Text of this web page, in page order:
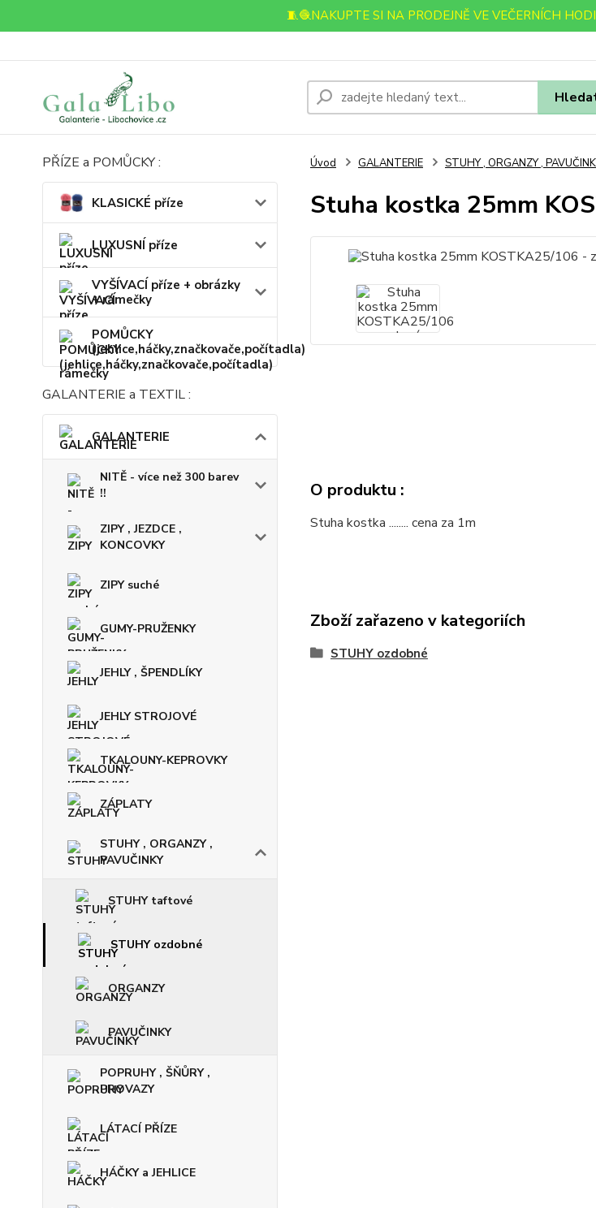
🧵🧶NAKUPTE SI NA PRODEJNĚ VE VEČERNÍCH
PŘÍZE a POMŮCKY :
KLASICKÉ příze
LUXUSNÍ příze
VYŠÍVACÍ příze + obrázky
+ rámečky
POMŮCKY
(jehlice,háčky,značkovače,počítadla)
GALANTERIE a TEXTIL :
GALANTERIE
NITĚ - více než 300 barev
!!
ZIPY , JEZDCE ,
KONCOVKY
ZIPY suché
GUMY-PRUŽENKY
JEHLY , ŠPENDLÍKY
JEHLY STROJOVÉ
TKALOUNY-KEPROVKY
ZÁPLATY
STUHY , ORGANZY ,
PAVUČINKY
STUHY taftové
STUHY ozdobné
ORGANZY
PAVUČINKY
POPRUHY , ŠŇŮRY ,
PROVAZY
LÁTACÍ PŘÍZE
HÁČKY a JEHLICE
Úvod GALANTERIE STUHY , ORGANZY ,
Stuha kostka 25mm
O produktu :
Stuha kostka ........ cena za 1m
Zboží zařazeno v kategoriích
STUHY ozdobné